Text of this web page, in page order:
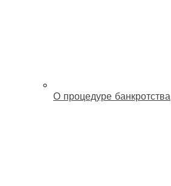
О процедуре банкротства